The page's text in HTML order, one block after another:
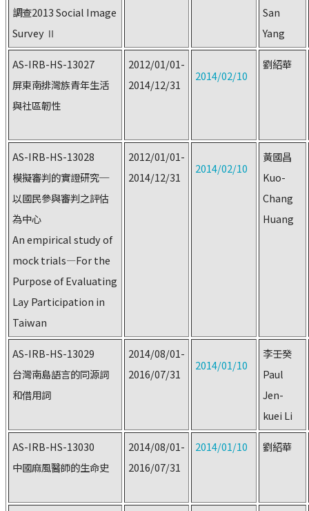
調查2013 Social Image
Survey Ⅱ
San
Yang
AS-IRB-HS-13027
屏東南排灣族青年生活
與社區韌性
2012/01/01-
2014/12/31
2014/02/10
劉紹華
AS-IRB-HS-13028
模擬審判的實證研究─
以國民參與審判之評估
為中心
An empirical study of
mock trials—For the
Purpose of Evaluating
Lay Participation in
Taiwan
2012/01/01-
2014/12/31
2014/02/10
黃國昌
Kuo-
Chang
Huang
AS-IRB-HS-13029
台灣南島語言的同源詞
和借用詞
2014/08/01-
2016/07/31
2014/01/10
李壬癸
Paul
Jen-
kuei Li
AS-IRB-HS-13030
中國麻風醫師的生命史
2014/08/01-
2016/07/31
2014/01/10 劉紹華